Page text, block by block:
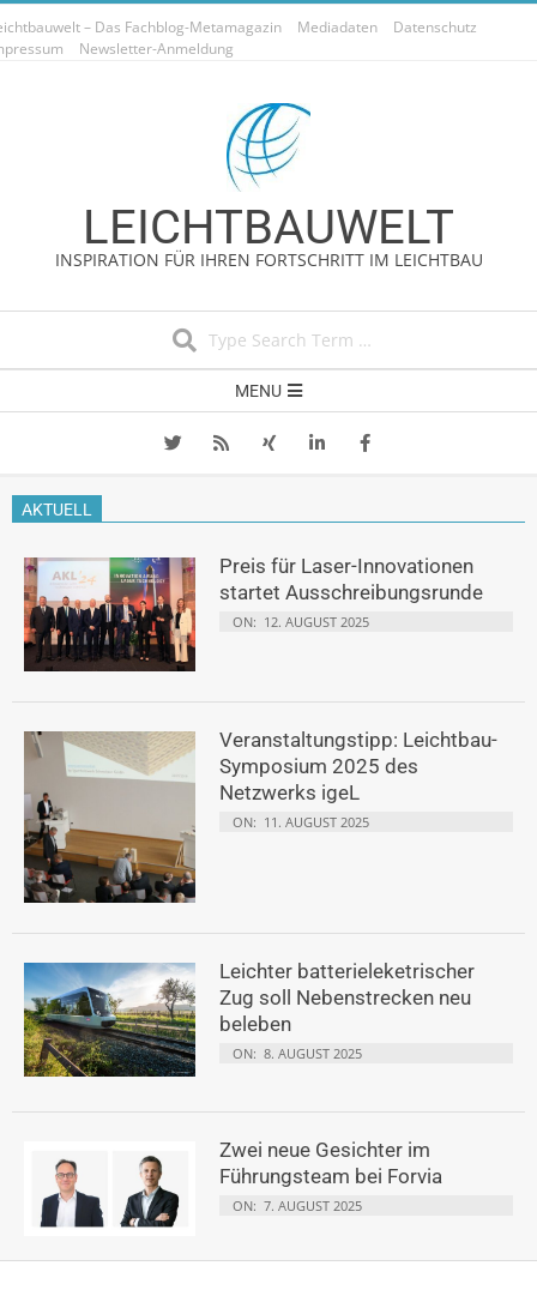
Skip
to
– Das Fachblog-Metamagazin Mediadaten
Datenschutz
Newsletter-Anmeldung
LEICHTBAUWELT
INSPIRATION FÜR IHREN FORTSCHRITT IM LEICHTBAU
Navigation
MENU
AKTUELL
Preis für Laser-Innovationen
startet Ausschreibungsrunde
ON: 12. AUGUST 2025
Veranstaltungstipp: Leichtbau-
Symposium 2025 des
Netzwerks igeL
ON: 11. AUGUST 2025
Leichter batterieleketrischer
Zug soll Nebenstrecken neu
beleben
ON: 8. AUGUST 2025
Zwei neue Gesichter im
Führungsteam bei Forvia
ON: 7. AUGUST 2025